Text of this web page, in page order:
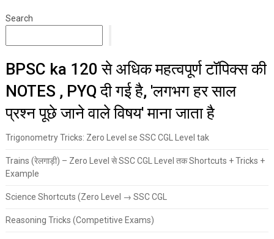
Search
BPSC ka 120 से अधिक महत्वपूर्ण टॉपिक्स की
NOTES , PYQ दी गई है, 'लगभग हर साल
प्रश्न पूछे जाने वाले विषय' माना जाता है
Trigonometry Tricks: Zero Level se SSC CGL Level tak
Trains (रेलगाड़ी) – Zero Level से SSC CGL Level तक Shortcuts + Tricks +
Example
Science Shortcuts (Zero Level → SSC CGL
Reasoning Tricks (Competitive Exams)